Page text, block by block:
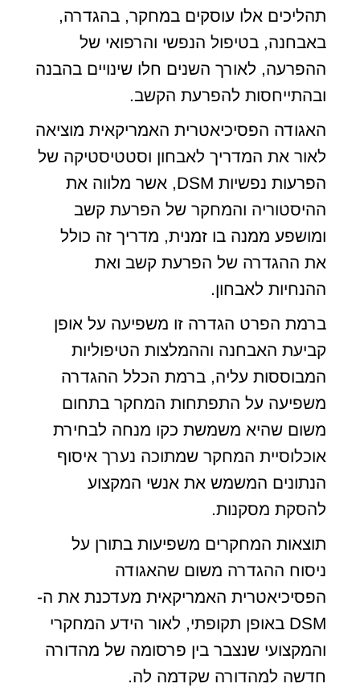
תהליכים אלו עוסקים במחקר, בהגדרה,
באבחנה, בטיפול הנפשי והרפואי של
ההפרעה, לאורך השנים חלו שינויים בהבנה
ובהתייחסות להפרעת הקשב.
האגודה הפסיכיאטרית האמריקאית מוציאה
לאור את המדריך לאבחון וסטטיסטיקה של
הפרעות נפשיות DSM, אשר מלווה את
ההיסטוריה והמחקר של הפרעת קשב
ומושפע ממנה בו זמנית, מדריך זה כולל
את ההגדרה של הפרעת קשב ואת
ההנחיות לאבחון.
ברמת הפרט הגדרה זו משפיעה על אופן
קביעת האבחנה וההמלצות הטיפוליות
המבוססות עליה, ברמת הכלל ההגדרה
משפיעה על התפתחות המחקר בתחום
משום שהיא משמשת כקו מנחה לבחירת
אוכלוסיית המחקר שמתוכה נערך איסוף
הנתונים המשמש את אנשי המקצוע
להסקת מסקנות.
תוצאות המחקרים משפיעות בתורן על
ניסוח ההגדרה משום שהאגודה
הפסיכיאטרית האמריקאית מעדכנת את ה-
DSM באופן תקופתי, לאור הידע המחקרי
והמקצועי שנצבר בין פרסומה של מהדורה
חדשה למהדורה שקדמה לה.